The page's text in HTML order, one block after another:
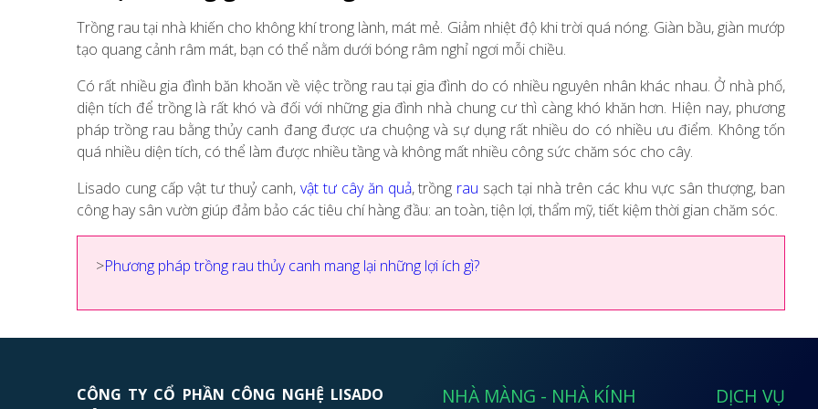
Trồng rau tại nhà khiến cho không khí trong lành, mát mẻ. Giảm nhiệt độ khi trời quá nóng. Giàn bầu, giàn mướp
tạo quang cảnh râm mát, bạn có thể nằm dưới bóng râm nghỉ ngơi mỗi chiều.
Có rất nhiều gia đình băn khoăn về việc trồng rau tại gia đình do có nhiều nguyên nhân khác nhau. Ở nhà phố,
diện tích để trồng là rất khó và đối với những gia đình nhà chung cư thì càng khó khăn hơn. Hiện nay, phương
pháp trồng rau bằng thủy canh đang được ưa chuộng và sự dụng rất nhiều do có nhiều ưu điểm. Không tốn
quá nhiều diện tích, có thể làm được nhiều tầng và không mất nhiều công sức chăm sóc cho cây.
Lisado cung cấp vật tư thuỷ canh, vật tư cây ăn quả, trồng rau sạch tại nhà trên các khu vực sân thượng, ban
công hay sân vườn giúp đảm bảo các tiêu chí hàng đầu: an toàn, tiện lợi, thẩm mỹ, tiết kiệm thời gian chăm sóc.
>Phương pháp trồng rau thủy canh mang lại những lợi ích gì?
CÔNG TY CỔ PHẦN CÔNG NGHỆ LISADO
NHÀ MÀNG - NHÀ KÍNH DỊCH VỤ